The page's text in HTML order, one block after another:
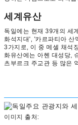
세계유산
독일에는 현재 39개의 세
화석지대', '카르파티아 산
3가지로, 이 중 메셀 채석
화유산에는 아헨 대성당,
츠부르크 주교관 등 많은
이미지 출처: